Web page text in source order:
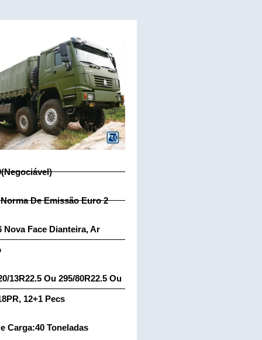
De Emissão Euro 2
Nova Face Dianteira, Ar
13R22.5 Ou 295/80R22.5 Ou
12+1 Pecs
Carga:40 Toneladas